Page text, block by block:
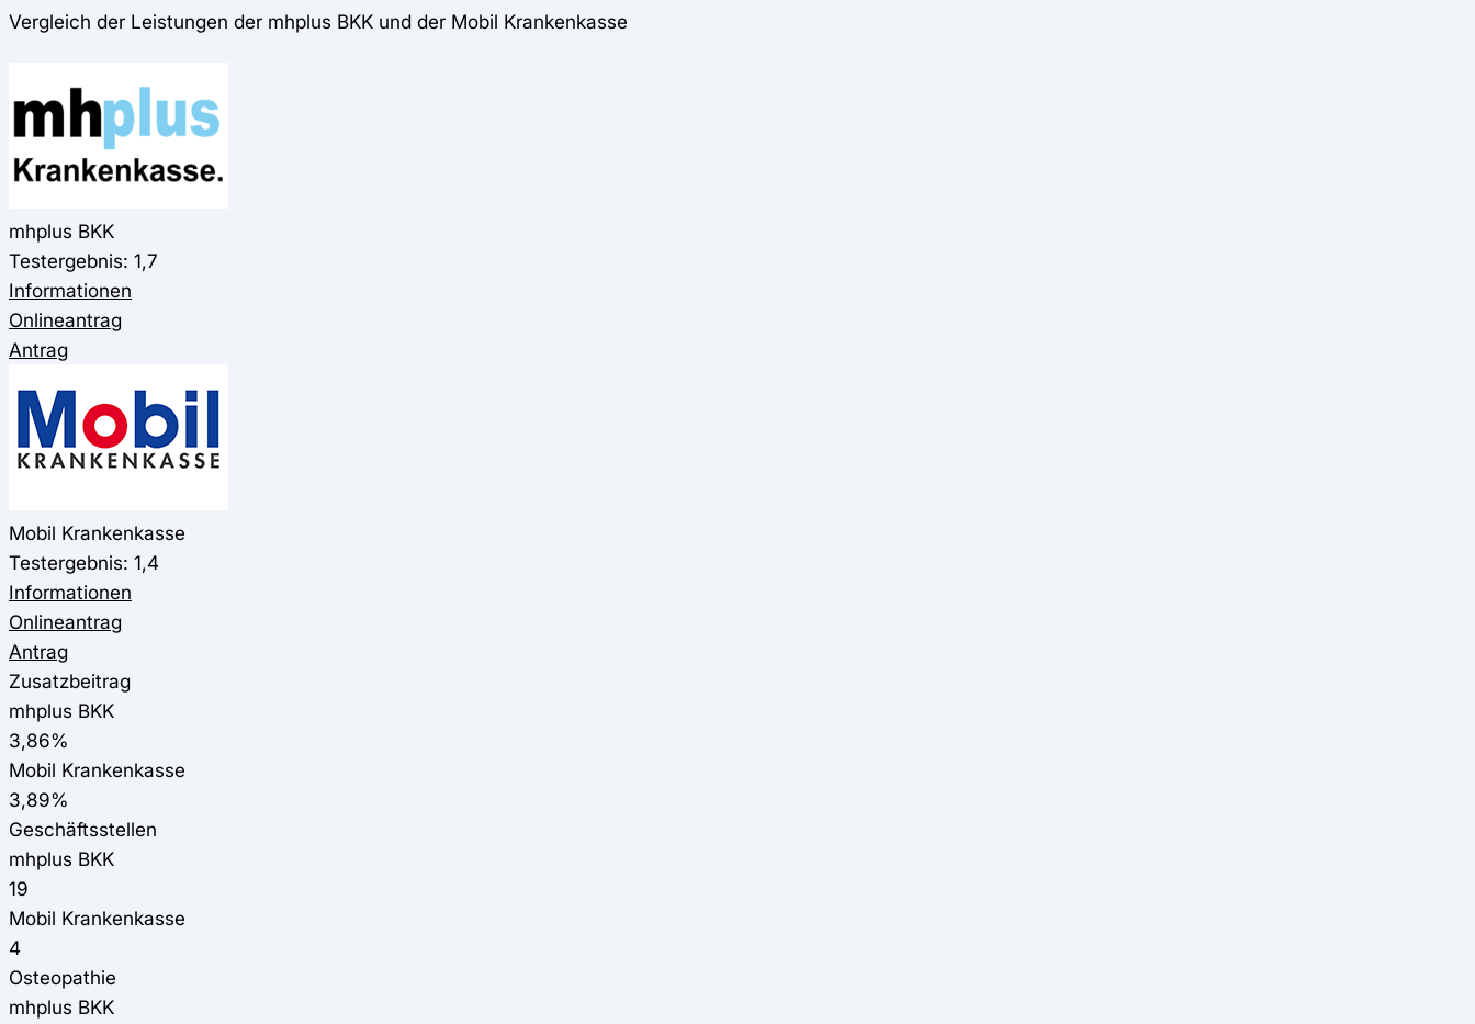
Vergleich der Leistungen der mhplus BKK und der Mobil Krankenkasse
mhplus BKK
Testergebnis: 1,7
Informationen
Onlineantrag
Antrag
Mobil Krankenkasse
Testergebnis: 1,4
Informationen
Onlineantrag
Antrag
Zusatzbeitrag
mhplus BKK
3,86%
Mobil Krankenkasse
3,89%
Geschäftsstellen
mhplus BKK
19
Mobil Krankenkasse
4
Osteopathie
mhplus BKK